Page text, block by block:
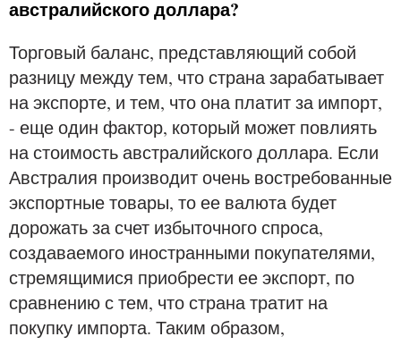
австралийского доллара?
Торговый баланс, представляющий собой
разницу между тем, что страна зарабатывает
на экспорте, и тем, что она платит за импорт,
- еще один фактор, который может повлиять
на стоимость австралийского доллара. Если
Австралия производит очень востребованные
экспортные товары, то ее валюта будет
дорожать за счет избыточного спроса,
создаваемого иностранными покупателями,
стремящимися приобрести ее экспорт, по
сравнению с тем, что страна тратит на
покупку импорта. Таким образом,